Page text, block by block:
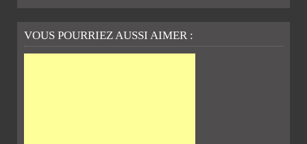
VOUS POURRIEZ AUSSI AIMER :